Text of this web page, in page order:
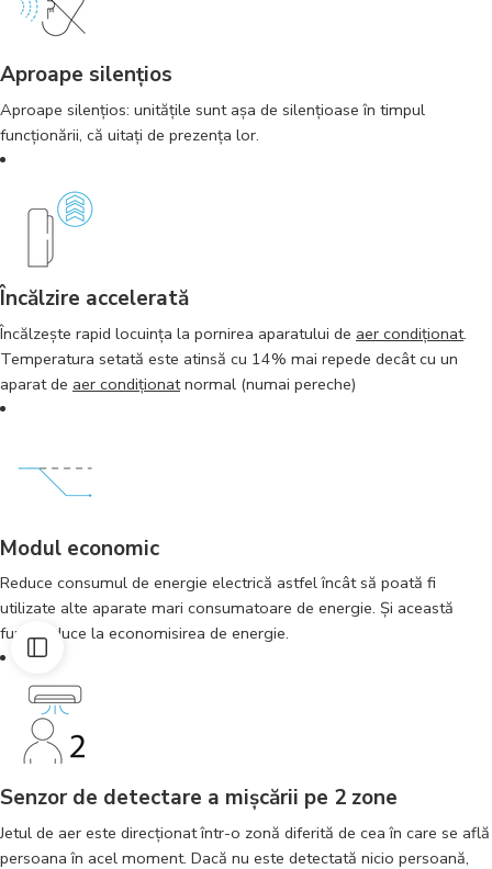
Aproape silenţios
Aproape silenţios: unităţile sunt aşa de silenţioase în timpul
funcţionării, că uitaţi de prezenţa lor.
Încălzire accelerată
Încălzește rapid locuința la pornirea aparatului de aer condiționat.
Temperatura setată este atinsă cu 14% mai repede decât cu un
aparat de aer condiționatnormal (numai pereche)
Modul economic
Reduce consumul de energie electrică astfel încât să poată fi
utilizate alte aparate mari consumatoare de energie. Şi această
funcţie duce la economisirea de energie.
Senzor de detectare a mișcării pe 2 zone
Jetul de aer este direcţionat într-o zonă diferită de cea în care se află
persoana în acel moment. Dacă nu este detectată nicio persoană,